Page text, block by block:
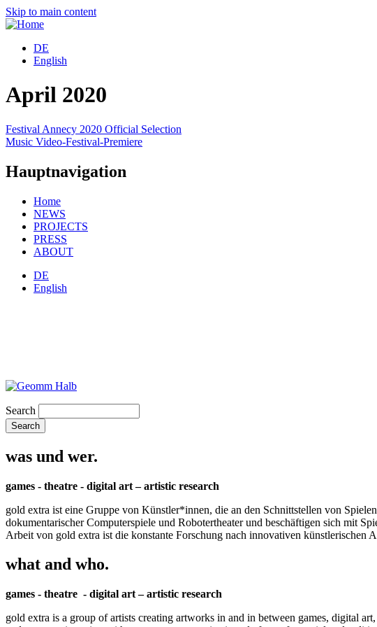
Skip to main content
DE
English
April 2020
Festival Annecy 2020 Official Selection
Music Video-Festival-Premiere
Hauptnavigation
Home
NEWS
PROJECTS
PRESS
ABOUT
DE
English
Search
was und wer.
games - theatre - digital art – artistic research
gold extra ist eine Gruppe von Künstler*innen, die an den Schnittstellen von
dokumentarischer Computerspiele und Robotertheater und beschäftigen sich mit
Arbeit von gold extra ist die konstante Forschung nach innovativen künstlerischen
what and who.
games - theatre - digital art – artistic research
gold extra is a group of artists creating artworks in and in between games, digital